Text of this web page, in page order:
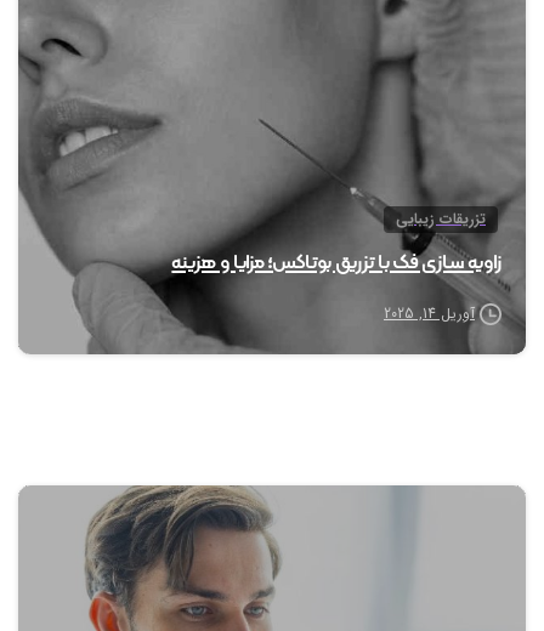
تزریقات زیبایی
زاویه سازی فک با تزریق بوتاکس؛ مزایا و هزینه
آوریل 14, 2025